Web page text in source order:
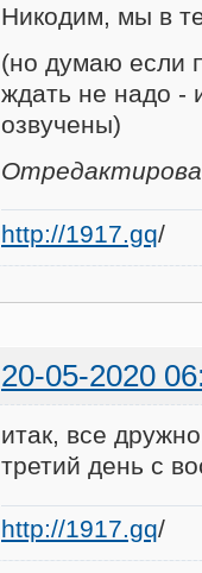
Никодим, мы в
(но думаю если
ждать не надо -
озвучены)
http://1917.gq/
20-05-2020
итак, все
третий день с
http://1917.gq/